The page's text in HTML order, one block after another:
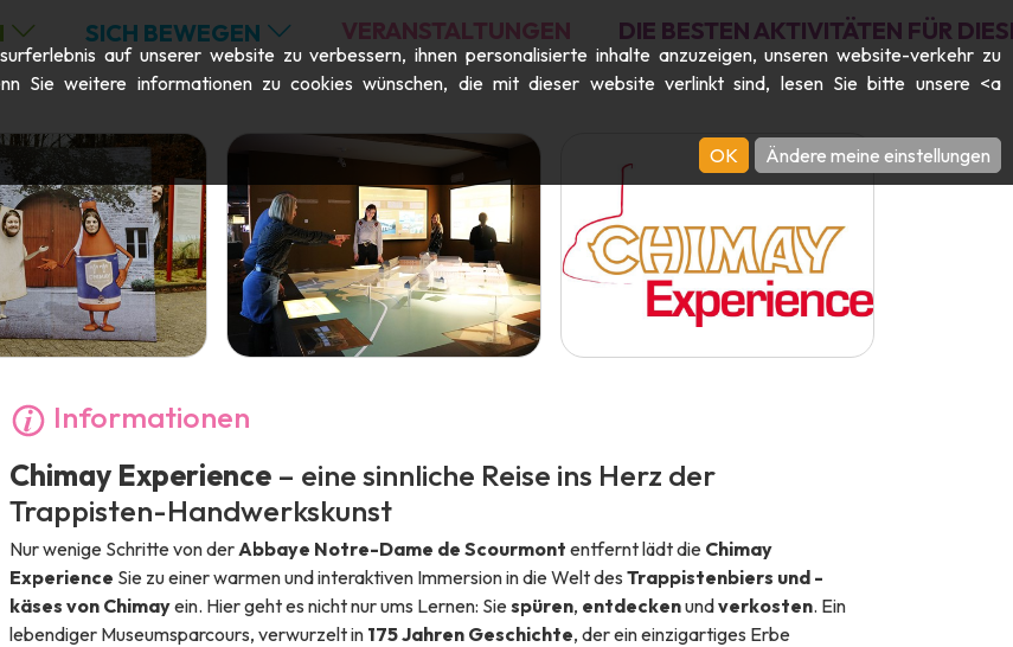
SICH BEWEGEN VERANSTALTUNGEN DIE BESTEN AKTIVITÄTEN FÜR
Informationen
Chimay Experience– eine sinnliche Reise ins Herz der
Trappisten-Handwerkskunst
Nur wenige Schritte von der Abbaye Notre-Dame de Scourmont entfernt lädt die Chimay
Experience Sie zu einer warmen und interaktiven Immersion in die Welt des Trappistenbiers und -
käses von Chimayein. Hier geht es nicht nur ums Lernen: Siespüren, entdeckenundverkosten. Ein
lebendiger Museumsparcours, verwurzelt in 175 Jahren Geschichte, der ein einzigartiges Erbe
auf unserer website zu verbessern, ihnen personalisierte inhalte anzuzeigen, unseren website-verkehr zu
Sie weitere informationen zu cookies wünschen, die mit dieser website verlinkt sind, lesen Sie bitte unsere <a
OK
Ändere meine einstellungen